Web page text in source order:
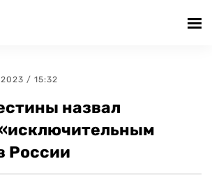
/ 15:32
назвал
России